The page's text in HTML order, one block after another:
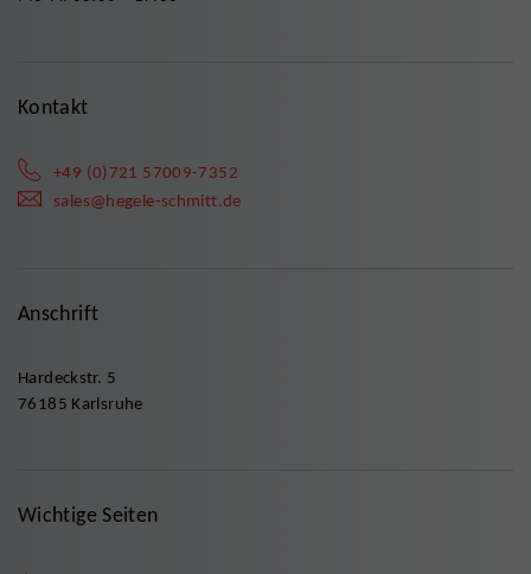
Kontakt
+49 (0)721 57009-7352
sales@hegele-schmitt.de
Anschrift
Hardeckstr. 5
76185 Karlsruhe
Wichtige Seiten